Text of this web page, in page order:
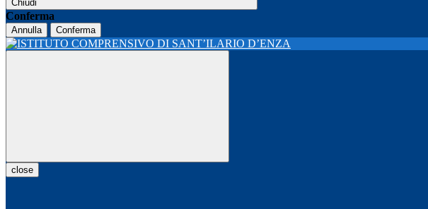
Chiudi
Conferma
Annulla Conferma
close